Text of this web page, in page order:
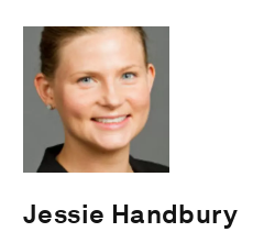
Jessie Handbury